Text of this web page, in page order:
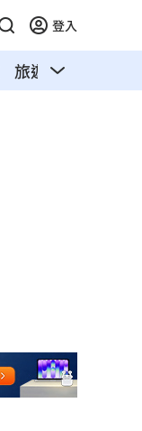
登入
旅遊 汽車